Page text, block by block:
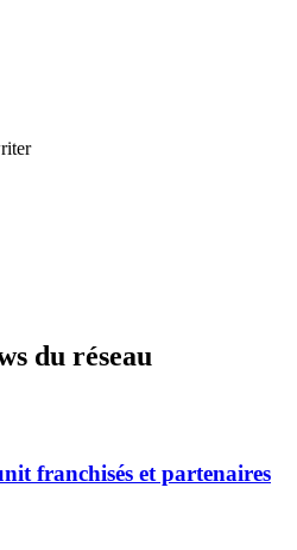
du réseau
franchisés et partenaires